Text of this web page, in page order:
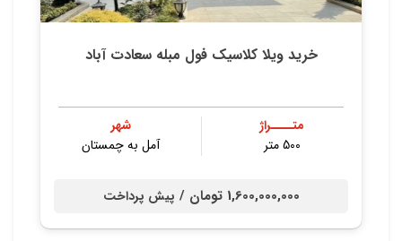
خرید ویلا کلاسیک فول مبله سعادت آباد
متــــراژ
500 متر
شهر
آمل به چمستان
1,600,000,000 تومان / پیش پرداخت